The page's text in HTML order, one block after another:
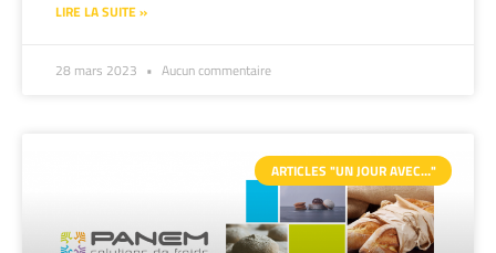
LIRE LA SUITE »
28 mars 2023 Aucun commentaire
ARTICLES "UN JOUR AVEC…"